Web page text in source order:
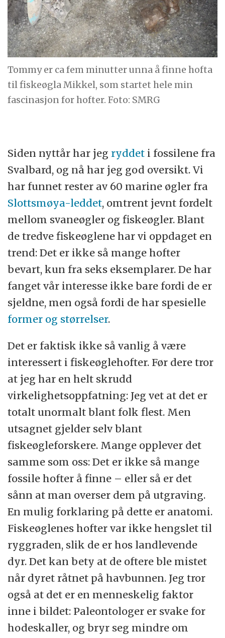
Tommy er ca fem minutter unna å finne hofta
til fiskeøgla Mikkel, som startet hele min
fascinasjon for hofter. Foto: SMRG
Siden nyttår har jeg ryddet i fossilene fra
Svalbard, og nå har jeg god oversikt. Vi
har funnet rester av 60 marine øgler fra
Slottsmøya-leddet, omtrent jevnt fordelt
mellom svaneøgler og fiskeøgler. Blant
de tredve fiskeøglene har vi oppdaget en
trend: Det er ikke så mange hofter
bevart, kun fra seks eksemplarer. De har
fanget vår interesse ikke bare fordi de er
sjeldne, men også fordi de har spesielle
former og størrelser.
Det er faktisk ikke så vanlig å være
interessert i fiskeøglehofter. Før dere tror
at jeg har en helt skrudd
virkelighetsoppfatning: Jeg vet at det er
totalt unormalt blant folk flest. Men
utsagnet gjelder selv blant
fiskeøgleforskere. Mange opplever det
samme som oss: Det er ikke så mange
fossile hofter å finne – eller så er det
sånn at man overser dem på utgraving.
En mulig forklaring på dette er anatomi.
Fiskeøglenes hofter var ikke hengslet til
ryggraden, slik de er hos landlevende
dyr. Det kan bety at de oftere ble mistet
når dyret råtnet på havbunnen. Jeg tror
også at det er en menneskelig faktor
inne i bildet: Paleontologer er svake for
hodeskaller, og bryr seg mindre om